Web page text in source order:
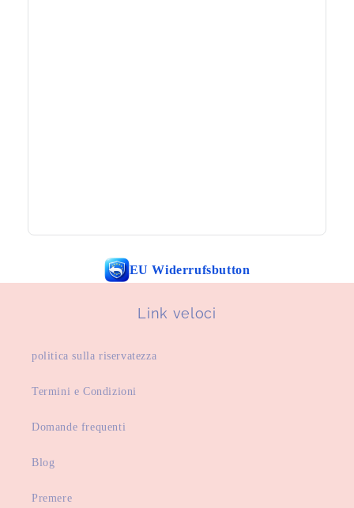
EU Widerrufsbutton
Link veloci
politica sulla riservatezza
Termini e Condizioni
Domande frequenti
Blog
Premere